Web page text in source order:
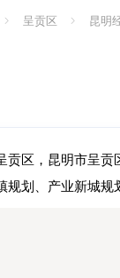
呈贡区 昆明
贡区，昆明市呈
划、产业新城